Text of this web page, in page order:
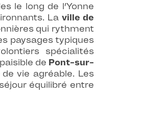
le long de l’Yonne
La ville de
qui rythment
paysages typiques
spécialités
de Pont-sur-
vie agréable. Les
équilibré entre